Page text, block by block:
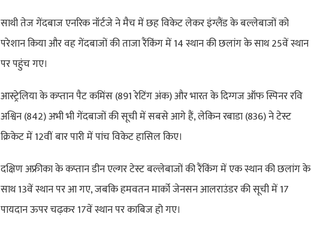
साथी तेज गेंदबाज एनरिक नॉर्टजे ने मैच में छह विकेट लेकर इंग्लैंड के बल्लेबाजों को
परेशान किया और वह गेंदबाजों की ताजा रैंकिंग में 14 स्थान की छलांग के साथ 25वें स्थान
पर पहुंच गए।
आस्ट्रेलिया के कप्तान पैट कमिंस (891 रेटिंग अंक) और भारत के दिग्गज ऑफ स्पिनर रवि
अश्विन (842) अभी भी गेंदबाजों की सूची में सबसे आगे हैं, लेकिन रबाडा (836) ने टेस्ट
क्रिकेट में 12वीं बार पारी में पांच विकेट हासिल किए।
दक्षिण अफ्रीका के कप्तान डीन एल्गर टेस्ट बल्लेबाजों की रैंकिंग में एक स्थान की छलांग के
साथ 13वें स्थान पर आ गए, जबकि हमवतन मार्को जेनसन आलराउंडर की सूची में 17
पायदान ऊपर चढ़कर 17वें स्थान पर काबिज हो गए।